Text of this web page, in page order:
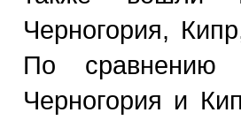
Черногория,
По
Черногория и